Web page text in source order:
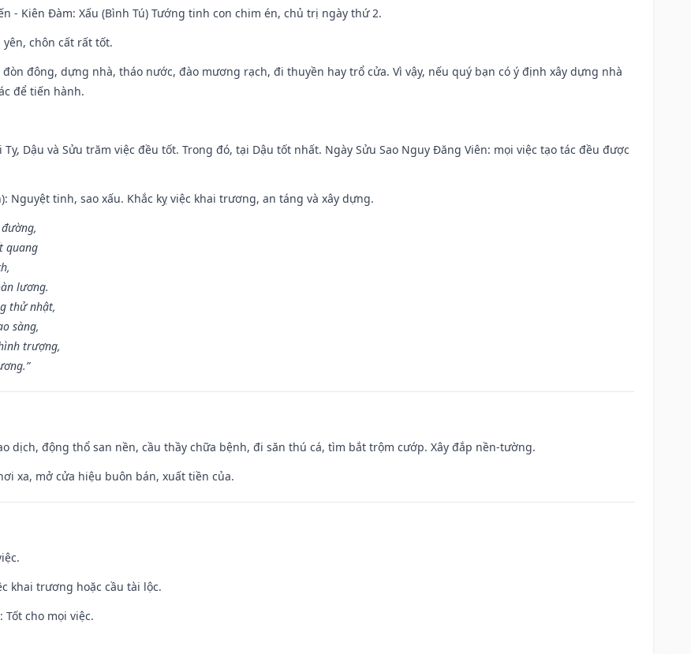
- Kiên Đàm: Xấu (Bình Tú) Tướng tinh con chim én, chủ trị ngày thứ 2.
chôn cất rất tốt.
đông, dựng nhà, tháo nước, đào mương rạch, đi thuyền hay trổ cửa. Vì vậy, nếu quý bạn có ý định xây dựng nhà
để tiến hành.
Tỵ, Dậu và Sửu trăm việc đều tốt. Trong đó, tại Dậu tốt nhất. Ngày Sửu Sao Nguy Đăng Viên: mọi việc tạo tác đều được
Nguyệt tinh, sao xấu. Khắc kỵ việc khai trương, an táng và xây dựng.
quang
lương.
thử nhật,
sàng,
trượng,
dịch, động thổ san nền, cầu thầy chữa bệnh, đi săn thú cá, tìm bắt trộm cướp. Xây đắp nền-tường.
xa, mở cửa hiệu buôn bán, xuất tiền của.
khai trương hoặc cầu tài lộc.
cho mọi việc.